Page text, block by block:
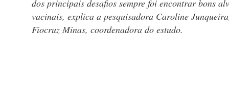
dos principais desafios sempre foi encontrar bons
vacinais, explica a pesquisadora Caroline
Fiocruz Minas, coordenadora do estudo.